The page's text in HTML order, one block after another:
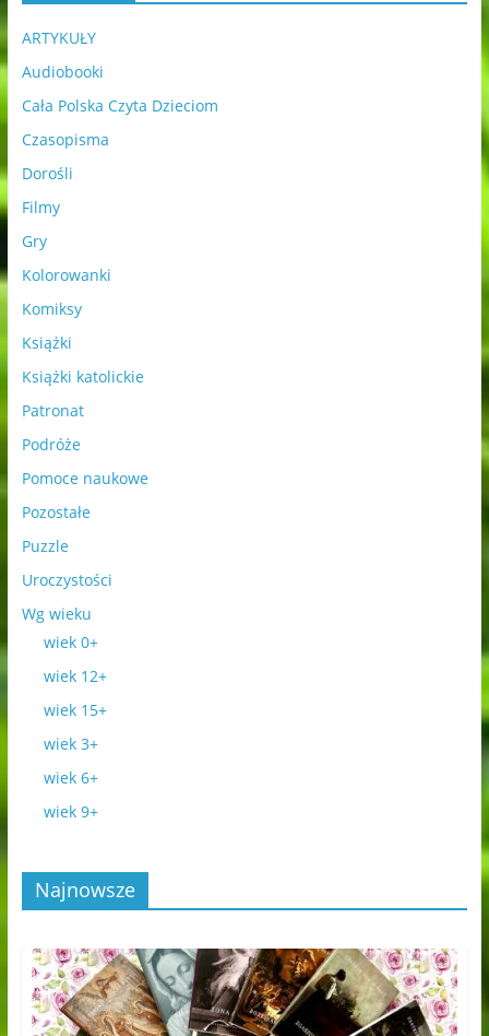
ARTYKUŁY
Audiobooki
Cała Polska Czyta Dzieciom
Czasopisma
Dorośli
Filmy
Gry
Kolorowanki
Komiksy
Książki
Książki katolickie
Patronat
Podróże
Pomoce naukowe
Pozostałe
Puzzle
Uroczystości
Wg wieku
wiek 0+
wiek 12+
wiek 15+
wiek 3+
wiek 6+
wiek 9+
Najnowsze